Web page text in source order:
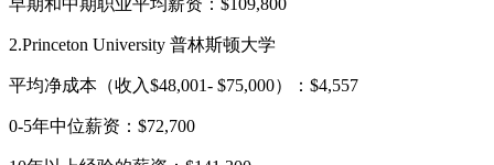
2.Princeton University 普林斯顿大学
平均净成本（收入$48,001- $75,000）：$4,557
0-5年中位薪资：$72,700